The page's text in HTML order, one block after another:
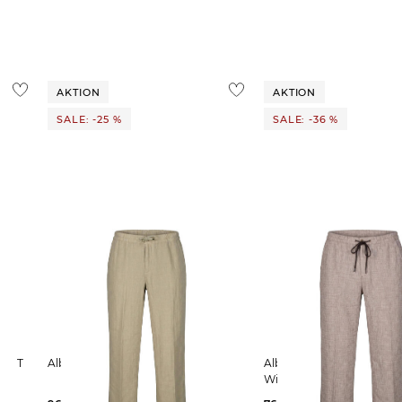
Ausland findest du
AKTION
SALE: -25 %
Alberto | Herren Leinenhose LUIS
AKTION
SALE: -36 %
Alberto | Herren Hose LUIS-GU-GT
Wide Fit